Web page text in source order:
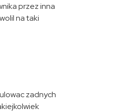
przez inna
na taki
zadnych